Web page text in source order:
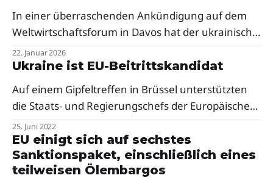
In einer überraschenden Ankündigung auf dem
Weltwirtschaftsforum in Davos hat der ukrainische
Präsident Wolodymyr Selenskyj heute Pläne für ein
unmittelbares trilaterales Treffen zwischen der
offenbart.
22. Januar 2026
Ukraine ist EU-Beitrittskandidat
Auf einem Gipfeltreffen in Brüssel unterstützten
die Staats- und Regierungschefs der Europäischen
Union die Gewährung des Kandidatenstatus der
EU und der Republik Moldau.
25. Juni 2022
EU einigt sich auf sechstes
Sanktionspaket, einschließlich eines
teilweisen Ölembargos